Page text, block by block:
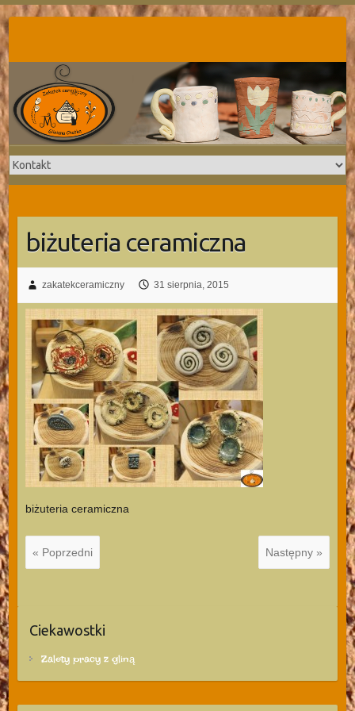
Skip
to
content
biżuteria ceramiczna
zakatekceramiczny 31 sierpnia, 2015
biżuteria ceramiczna
« Poprzedni Następny »
Ciekawostki
Zalety pracy z gliną